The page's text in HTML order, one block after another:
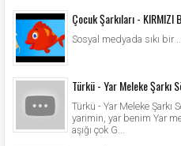
Çocuk Şarkıları - KIRMIZI
Sosyal medyada sıkı bir ...
Türkü - Yar Meleke Şarkı
Türkü - Yar Meleke Şarkı
yarimin, yar benim Yar
aşığı çok G...